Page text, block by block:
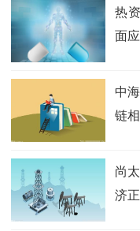
热
面
中
链
尚
济
综